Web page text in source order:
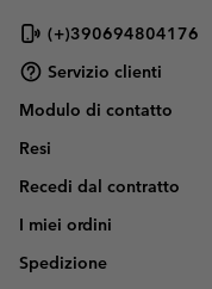
(+)390694804176
Servizio clienti
Modulo di contatto
Resi
Recedi dal contratto
I miei ordini
Spedizione